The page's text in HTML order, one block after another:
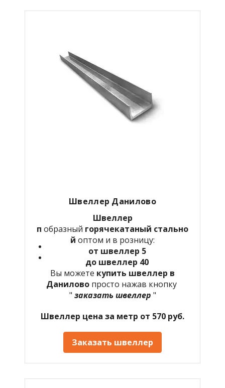
Швеллер Данилово
Швеллер
п образный горячекатаный стально
й оптом и в розницу:
от швеллер 5
до швеллер 40
Вы можете купить швеллер в
Данилово просто нажав кнопку
" заказать швеллер "
Швеллер цена за метр от 570 руб.
Заказать швеллер